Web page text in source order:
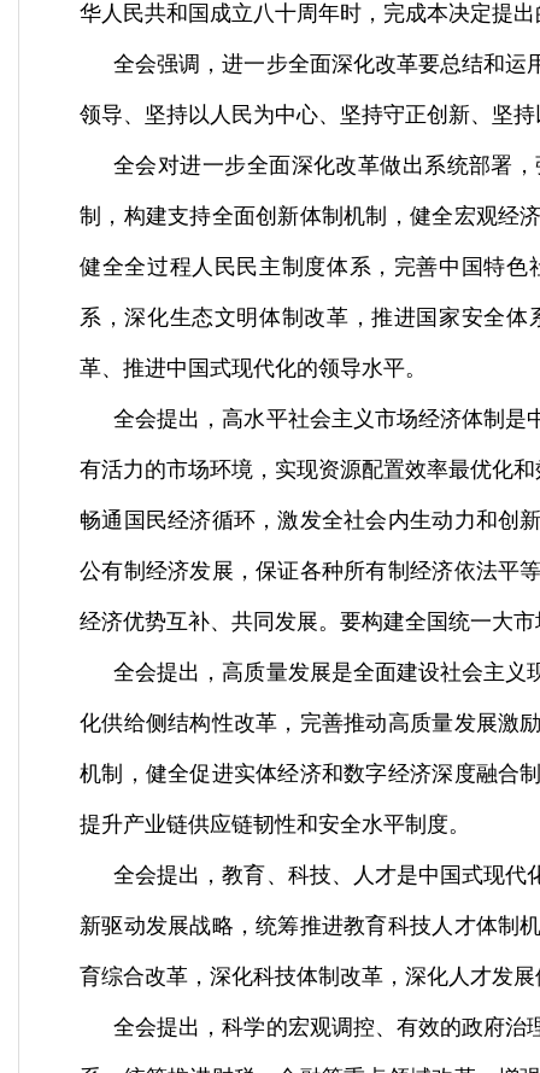
华人民共和国成立八十周年时，完成本决定提
全会强调，进一步全面深化改革要总结和
领导、坚持以人民为中心、坚持守正创新、坚
全会对进一步全面深化改革做出系统部署
制，构建支持全面创新体制机制，健全宏观经
健全全过程人民民主制度体系，完善中国特
系，深化生态文明体制改革，推进国家安全
革、推进中国式现代化的领导水平。
全会提出，高水平社会主义市场经济体制
有活力的市场环境，实现资源配置效率最优化
畅通国民经济循环，激发全社会内生动力和创
公有制经济发展，保证各种所有制经济依法平
经济优势互补、共同发展。要构建全国统一大
全会提出，高质量发展是全面建设社会主
化供给侧结构性改革，完善推动高质量发展激
机制，健全促进实体经济和数字经济深度融合
提升产业链供应链韧性和安全水平制度。
全会提出，教育、科技、人才是中国式现
新驱动发展战略，统筹推进教育科技人才体制
育综合改革，深化科技体制改革，深化人才发
全会提出，科学的宏观调控、有效的政府